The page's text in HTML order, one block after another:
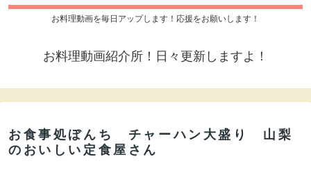
お料理動画を毎日アップします！応援をお願いします！
お料理動画紹介所！日々更新しますよ！
お食事処ぼんち チャーハン大盛り 山梨
のおいしい定食屋さん